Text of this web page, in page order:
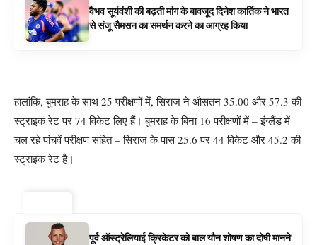
वैभव सूर्यवंशी की बढ़ती मांग के बावजूद दिनेश कार्तिक ने भारत
से संजू सैमसन का समर्थन करने का आग्रह किया
हालांकि, बुमराह के साथ 25 परीक्षणों में, सिराज ने औसतन 35.00 और 57.3 की
स्ट्राइक रेट पर 74 विकेट लिए हैं। बुमराह के बिना 16 परीक्षणों में – इंग्लैंड में
चल रहे पांचवें परीक्षण सहित – सिराज के पास 25.6 पर 44 विकेट और 45.2 की
स्ट्राइक रेट है।
पूर्व ऑस्ट्रेलियाई क्रिकेटर को बाल यौन शोषण का दोषी मानने